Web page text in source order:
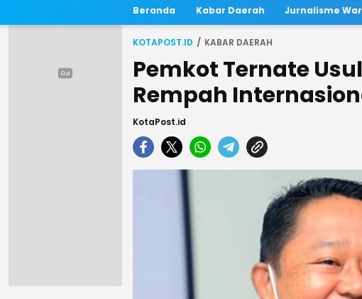
Beranda Kabar Daerah Jurnalisme
KOTAPOST.ID KABAR DAERAH
Pemkot Ternate
Rempah
KotaPost.id